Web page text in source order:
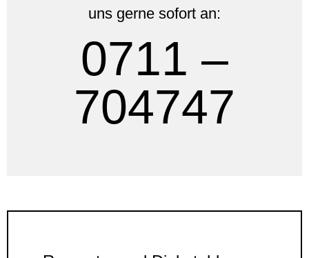
uns gerne sofort an:
0711 –
704747